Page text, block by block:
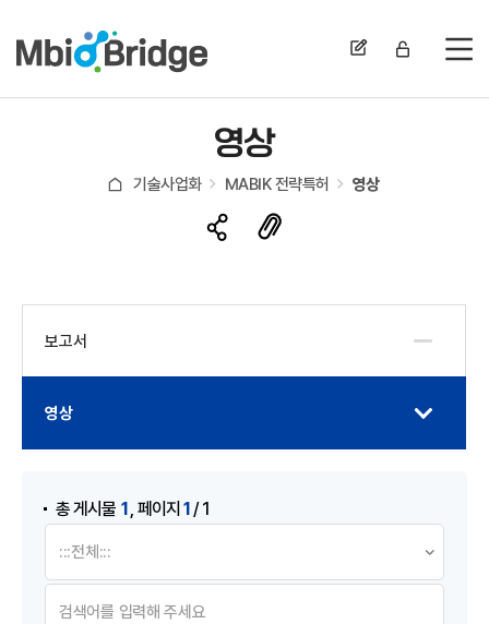
전
영상
기술사업화 MABIK 전략특허 영상
보고서
영상
총 게시물 1 ,페이지1/ 1